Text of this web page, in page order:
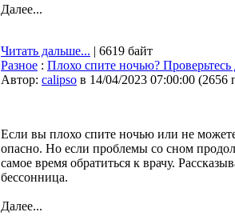
Далее...
Читать дальше... | 6619 байт
Разное : Плохо спите ночью?
Автор: calipso в 14/04/2023 07:00:00 (2656
Если вы плохо спите ночью или не
опасно. Но если проблемы со сном
самое время обратиться к врачу.
бессонница.
Далее...